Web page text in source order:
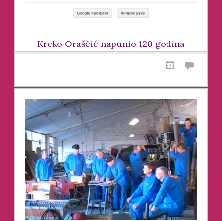
Krcko Oraščić napunio 120 godina